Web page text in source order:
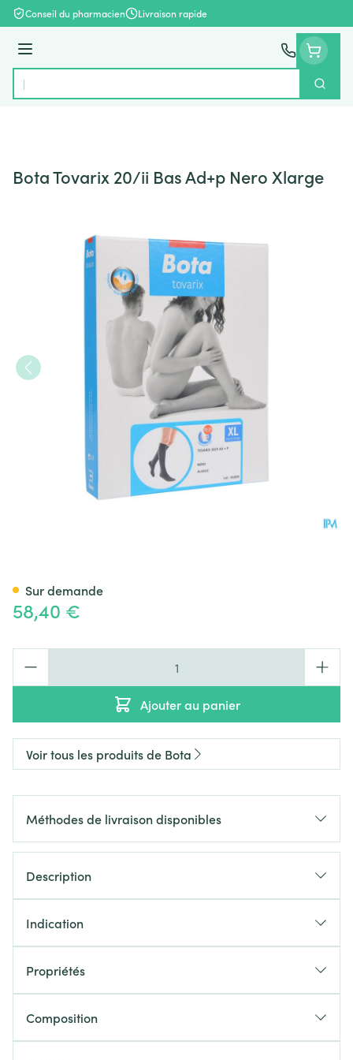
Aller au contenu
Conseil du pharmacien Livraison rapide
Menu
Rechercher
Bota Tovarix 20/ii Bas Ad+p Nero Xlarge
58,40 €
Ajouter au panier
Sur demande
Voir tous les produits de Bota
Méthodes de livraison disponibles
Description
Indication
Propriétés
Composition